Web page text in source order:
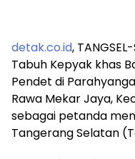
detak.co.id,
Tabuh Kepyak khas
Pendet di
Rawa Mekar Jaya,
sebagai petanda
Tangerang Selatan